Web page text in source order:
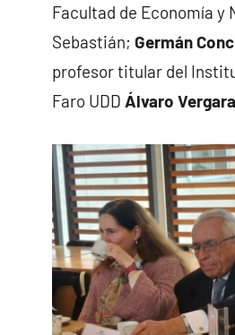
Facultad de Economía y
Sebastián; Germán
profesor titular del
Faro UDD Álvaro Vergara